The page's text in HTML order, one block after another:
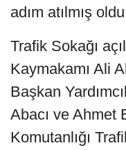
adım atılmış
Trafik Sokağı
Kaymakamı Ali
Başkan
Abacı ve Ahmet
Komutanlığı